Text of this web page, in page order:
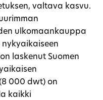
valtava kasvu.
ulkomaankauppa
nykyaikaiseen
laskenut Suomen
000 dwt) on
kaikki